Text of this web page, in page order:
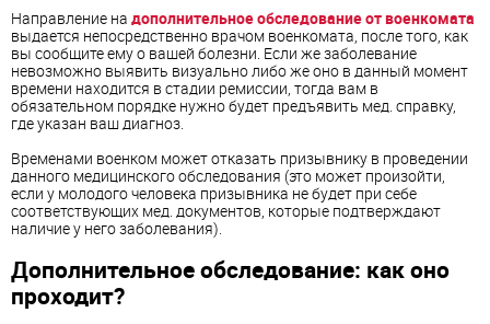
Направление на дополнительное обследование от военкомата
выдается непосредственно врачом военкомата, после того, как
вы сообщите ему о вашей болезни. Если же заболевание
невозможно выявить визуально либо же оно в данный момент
времени находится в стадии ремиссии, тогда вам в
обязательном порядке нужно будет предъявить мед. справку,
где указан ваш диагноз.
Временами военком может отказать призывнику в проведении
данного медицинского обследования (это может произойти,
если у молодого человека призывника не будет при себе
соответствующих мед. документов, которые подтверждают
наличие у него заболевания).
Дополнительное обследование: как оно
проходит?